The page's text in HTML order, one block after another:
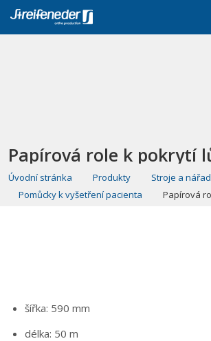
Papírová role k pokrytí
Úvodní stránka Produkty
Stroje a
Pomůcky k vyšetření pacienta
Papírová
šířka: 590 mm
délka: 50 m